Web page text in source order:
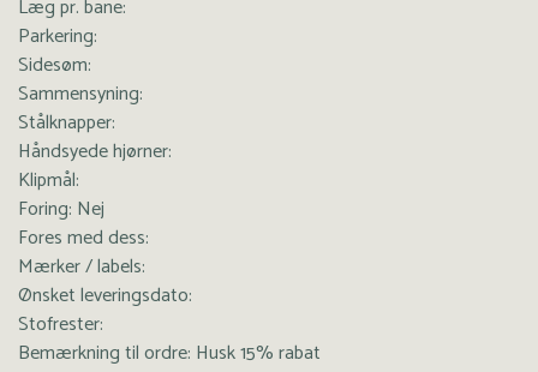
Læg pr. bane:
Parkering:
Sidesøm:
Sammensyning:
Stålknapper:
Håndsyede hjørner:
Klipmål:
Foring: Nej
Fores med dess:
Mærker / labels:
Ønsket leveringsdato:
Stofrester:
Bemærkning til ordre: Husk 15% rabat